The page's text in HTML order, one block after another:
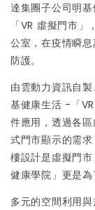
達集團子公司明
「VR 虛擬門市」
公室，在疫情瞬
防護。
由雲動力資訊自
基健康生活 -「
件應用，透過各
式門市顯示的需
樓設計是虛擬門
健康學院」更是
多元的空間利用